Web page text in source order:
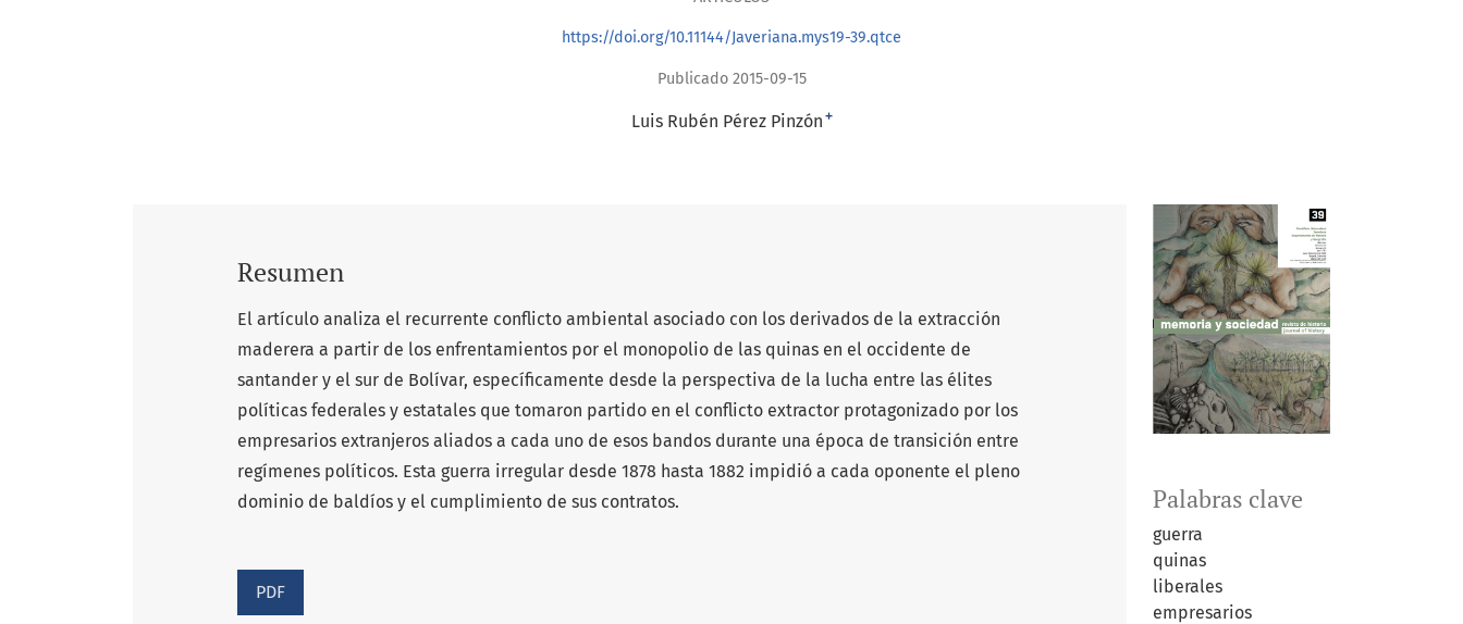
https://doi.org/10.11144/Javeriana.mys19-39.qtce
Publicado 2015-09-15
Luis Rubén Pérez Pinzón +
Palabras clave
guerra
quinas
liberales
empresarios
Resumen
El artículo analiza el recurrente conflicto ambiental asociado con los derivados de la extracción
maderera a partir de los enfrentamientos por el monopolio de las quinas en el occidente de
santander y el sur de Bolívar, específicamente desde la perspectiva de la lucha entre las élites
políticas federales y estatales que tomaron partido en el conflicto extractor protagonizado por los
empresarios extranjeros aliados a cada uno de esos bandos durante una época de transición entre
regímenes políticos. Esta guerra irregular desde 1878 hasta 1882 impidió a cada oponente el pleno
dominio de baldíos y el cumplimiento de sus contratos.
PDF